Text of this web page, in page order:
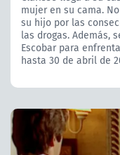
mujer en su cama.
su hijo por las
las drogas. Además,
Escobar para
hasta 30 de abril de